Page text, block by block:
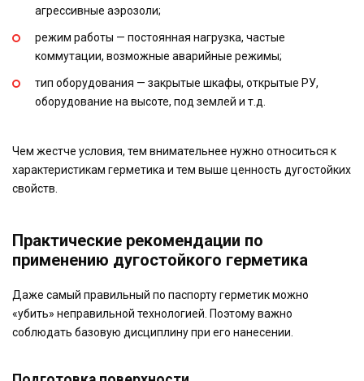
агрессивные аэрозоли;
режим работы — постоянная нагрузка, частые
коммутации, возможные аварийные режимы;
тип оборудования — закрытые шкафы, открытые РУ,
оборудование на высоте, под землей и т.д.
Чем жестче условия, тем внимательнее нужно относиться к
характеристикам герметика и тем выше ценность дугостойких
свойств.
Практические рекомендации по
применению дугостойкого герметика
Даже самый правильный по паспорту герметик можно
«убить» неправильной технологией. Поэтому важно
соблюдать базовую дисциплину при его нанесении.